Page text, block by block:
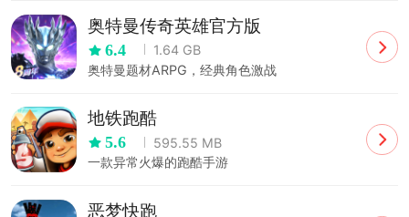
奥特曼传奇英雄官方版
6.4
1.64 GB
奥特曼题材ARPG，经典角色激战
地铁跑酷
5.6
595.55 MB
一款异常火爆的跑酷手游
恶梦快跑